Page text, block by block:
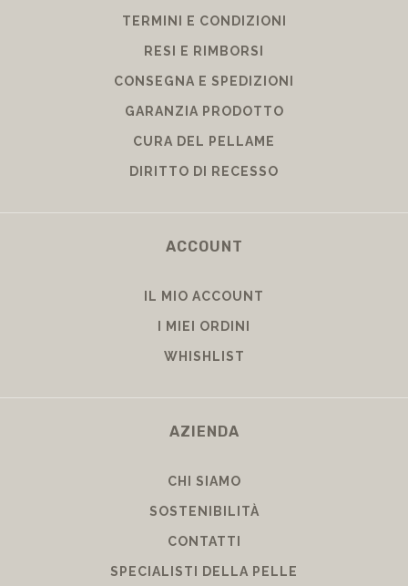
TERMINI E CONDIZIONI
RESI E RIMBORSI
CONSEGNA E SPEDIZIONI
GARANZIA PRODOTTO
CURA DEL PELLAME
DIRITTO DI RECESSO
ACCOUNT
IL MIO ACCOUNT
I MIEI ORDINI
WHISHLIST
AZIENDA
CHI SIAMO
SOSTENIBILITÀ
CONTATTI
SPECIALISTI DELLA PELLE